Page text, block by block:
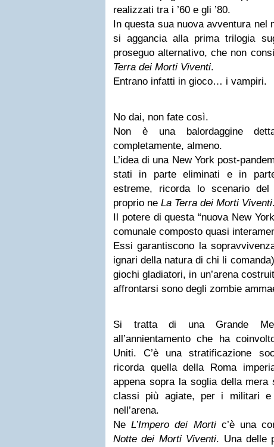
realizzati tra i ’60 e gli ’80.
In questa sua nuova avventura nel
si aggancia alla prima trilogia
proseguo alternativo, che non
Terra dei Morti Viventi.
Entrano infatti in gioco… i vampiri.
No dai, non fate così.
Non è una balordaggine
completamente, almeno.
L’idea di una New York post-
stati in parte eliminati e in
estreme, ricorda lo scenario
proprio ne La Terra dei Morti Viventi.
Il potere di questa “nuova New
comunale composto quasi
Essi garantiscono la
ignari della natura di chi li
giochi gladiatori, in un’arena
affrontarsi sono degli zombie
Si tratta di una Grande
all’annientamento che ha
Uniti. C’è una stratificazione
ricorda quella della Roma
appena sopra la soglia della
classi più agiate, per i militari e
nell’arena.
NeL’Impero dei Mortic’è una
Notte dei Morti Viventi. Una delle